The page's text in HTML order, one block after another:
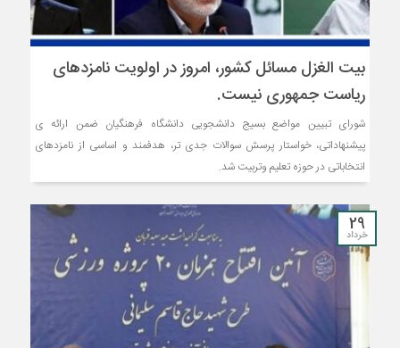
بیت الغزل مسائل کشور، امروز در اولویت نامزدهای
ریاست جمهوری نیست.
شورای تبیین مواضع بسیج دانشجویی دانشگاه فرهنگیان ضمن ارائه ی
پیشنهاداتی، خواستار پرسش سوالات جدی تر، هدفمند و اساسی از نامزدهای
انتخاباتی در حوزه تعلیم وتربیت شد.
29
خرداد